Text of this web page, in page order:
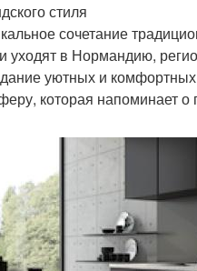
стиля
сочетание
уходят в Нормандию,
уютных и
которая напоминает о